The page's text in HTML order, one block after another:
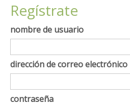
Regístrate
nombre de usuario
dirección de correo electrónico
contraseña